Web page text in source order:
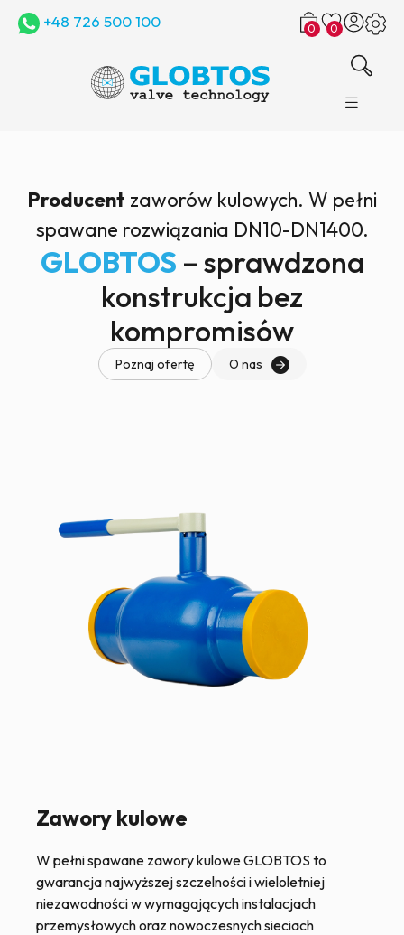
+48 726 500 100 0 0
Producent zaworów kulowych. W pełni
spawane rozwiązania DN10-DN1400.
GLOBTOS – sprawdzona
konstrukcja bez
kompromisów
Poznaj ofertę O nas
Zawory kulowe
W pełni spawane zawory kulowe GLOBTOS to
gwarancja najwyższej szczelności i wieloletniej
niezawodności w wymagających instalacjach
przemysłowych oraz nowoczesnych sieciach